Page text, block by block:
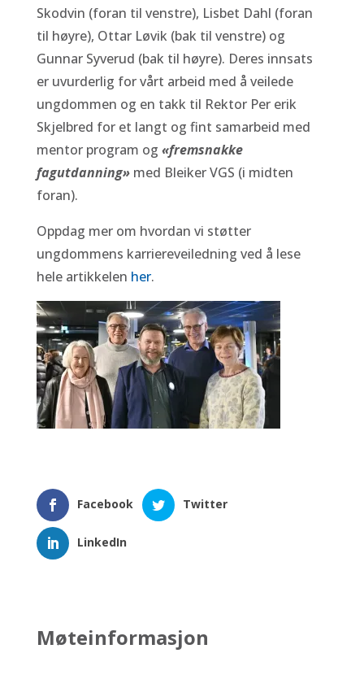
Skodvin (foran til venstre), Lisbet Dahl (foran
til høyre), Ottar Løvik (bak til venstre) og
Gunnar Syverud (bak til høyre). Deres innsats
er uvurderlig for vårt arbeid med å veilede
ungdommen og en takk til Rektor Per erik
Skjelbred for et langt og fint samarbeid med
mentor program og «fremsnakke
fagutdanning»med Bleiker VGS (i midten
foran).
Oppdag mer om hvordan vi støtter
ungdommens karriereveiledning ved å lese
hele artikkelen her.
Facebook Twitter
LinkedIn
Møteinformasjon